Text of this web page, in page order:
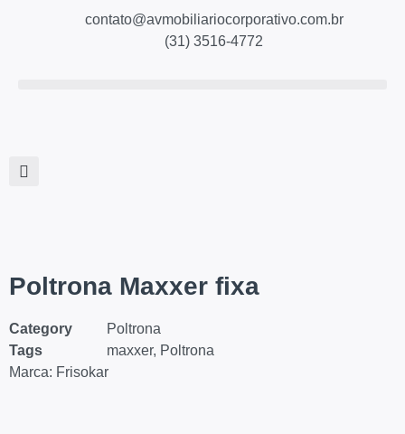
contato@avmobiliariocorporativo.com.br
(31) 3516-4772
Poltrona Maxxer fixa
Category
Poltrona
Tags
maxxer, Poltrona
Marca: Frisokar